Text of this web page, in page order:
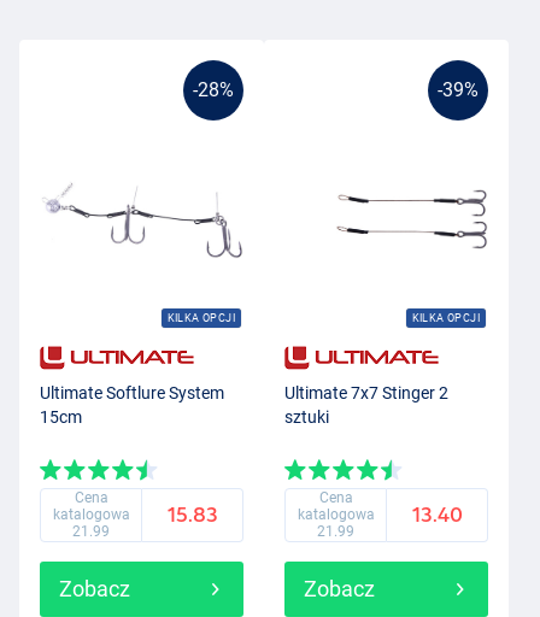
-28%
KILKA OPCJI
Ultimate Softlure System
15cm
Cena
katalogowa
21.99
15.83
Zobacz
-39%
KILKA OPCJI
Ultimate 7x7 Stinger 2
sztuki
Cena
katalogowa
21.99
13.40
Zobacz